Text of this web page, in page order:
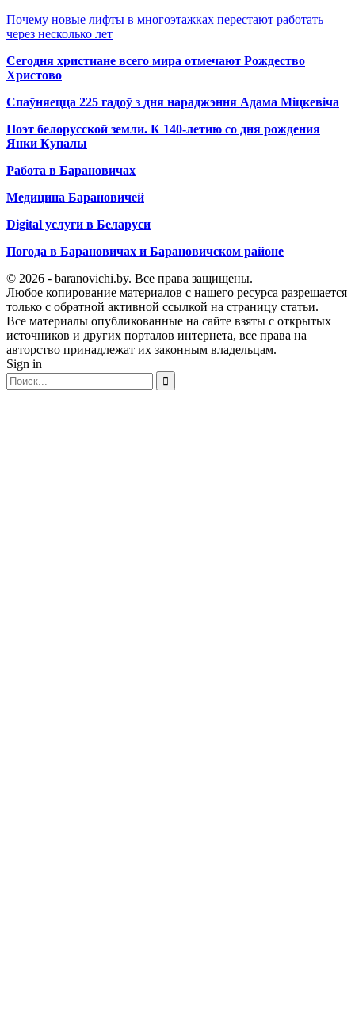
Почему новые лифты в многоэтажках перестают работать
через несколько лет
Сегодня христиане всего мира отмечают Рождество
Христово
Спаўняецца 225 гадоў з дня нараджэння Адама Міцкевіча
Поэт белорусской земли. К 140-летию со дня рождения
Янки Купалы
Работа в Барановичах
Медицина Барановичей
Digital услуги в Беларуси
Погода в Барановичах и Барановичском районе
© 2026 - baranovichi.by. Все права защищены.
Любое копирование материалов с нашего ресурса разрешается
только с обратной активной ссылкой на страницу статьи.
Все материалы опубликованные на сайте взяты с открытых
источников и других порталов интернета, все права на
авторство принадлежат их законным владельцам.
Sign in